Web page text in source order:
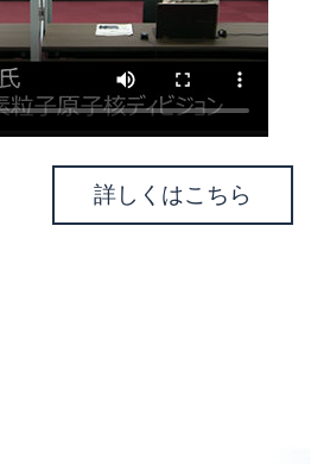
詳しくはこちら